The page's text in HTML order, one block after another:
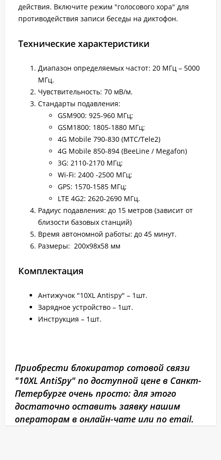
действия. Включите режим "голосового хора" для
противодействия записи беседы на диктофон.
Технические характеристики
Диапазон определяемых частот: 20 МГц – 5000
МГц.
Чувствительность: 70 мВ/м.
Стандарты подавления:
GSM900: 925-960 МГц;
GSM1800: 1805-1880 МГц;
4G Mobile 790-830 (MTC/Tele2)
4G Mobile 850-894 (BeeLine / Megafon)
3G: 2110-2170 МГц;
Wi-Fi: 2400 -2500 МГц;
GPS: 1570-1585 МГц;
LTE 4G2: 2620-2690 МГц.
Радиус подавления: до 15 метров (зависит от
близости базовых станций)
Время автономной работы: до 45 минут.
Размеры: 200х98х58 мм
Комплектация
Антижучок "10XL Antispy" – 1шт.
Зарядное устройство – 1шт.
Инструкция – 1шт.
Приобрести блокиратор сотовой связи
"10XL AntiSpy" по доступной цене в Санкт-
Петербурге очень просто: для этого
достаточно оставить заявку нашим
операторам в онлайн-чате или по email.